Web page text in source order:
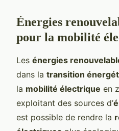
Énergies
pour la mobilité
Les énergies
dans la transition
la mobilité électrique en
exploitant des sources d’
est possible de rendre la